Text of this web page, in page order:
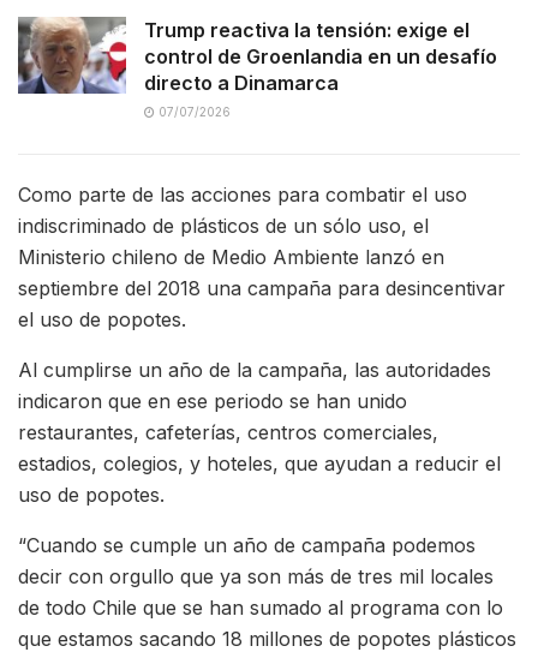
Trump reactiva la tensión: exige el
control de Groenlandia en un desafío
directo a Dinamarca
07/07/2026
Como parte de las acciones para combatir el uso
indiscriminado de plásticos de un sólo uso, el
Ministerio chileno de Medio Ambiente lanzó en
septiembre del 2018 una campaña para desincentivar
el uso de popotes.
Al cumplirse un año de la campaña, las autoridades
indicaron que en ese periodo se han unido
restaurantes, cafeterías, centros comerciales,
estadios, colegios, y hoteles, que ayudan a reducir el
uso de popotes.
“Cuando se cumple un año de campaña podemos
decir con orgullo que ya son más de tres mil locales
de todo Chile que se han sumado al programa con lo
que estamos sacando 18 millones de popotes plásticos